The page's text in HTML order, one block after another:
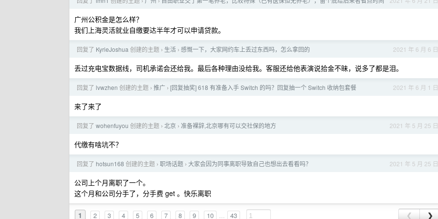
广州公积金是怎么样？
我们上海灵活就业自缴要达半年才可以申请贷款。
2021 年 6 月 6 日
回复了 KyrieJoshua 创建的主题 › 生活 › 感慨一下，大家网约车上丢过东西吗，怎么拿回的
丢过充电宝数据线，司机承诺会还给我。最后各种理由没给我。客服还给他表演说拾金不昧，说多了都是泪。
2021 年 6 月 1 日
回复了 lvwzhen 创建的主题 › 推广 › [回复抽奖] 618 有准备入手 Switch 的吗？回复抽一个 Switch 收纳包套餐
来了来了
2021 年 5 月 25 日
回复了 wohenfuyou 创建的主题 › 北京 › 准备裸辞,北京哪有可以交社保的地方
代缴有啥坑不？
2021 年 5 月 25 日
回复了 hotsun168 创建的主题 › 职场话题 › 大家会因为同事离职导致自己也想出去看看吗？
公司上个月离职了一个。
这个月和公司分手了，分手费 get 。快乐离职
1 2 3 4 5 6 7 8 9 10 ... 43 ❮ ❯